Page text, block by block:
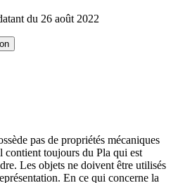
du 26 août 2022
pas de propriétés mécaniques
contient toujours du Pla qui est
Les objets ne doivent être utilisés
En ce qui concerne la